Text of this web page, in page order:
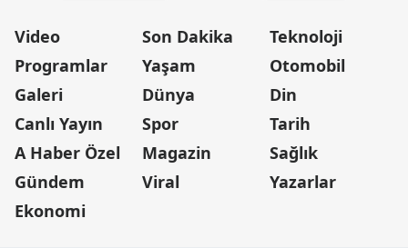
Video
Programlar
Galeri
Canlı Yayın
A Haber Özel
Gündem
Ekonomi
Son Dakika
Yaşam
Dünya
Spor
Magazin
Viral
Teknoloji
Otomobil
Din
Tarih
Sağlık
Yazarlar